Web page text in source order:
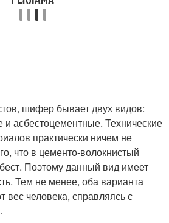
шифер бывает двух видов:
и асбестоцементные. Технические
практически ничем не
что в цементо-волокнистый
Поэтому данный вид имеет
Тем не менее, оба варианта
человека, справляясь с